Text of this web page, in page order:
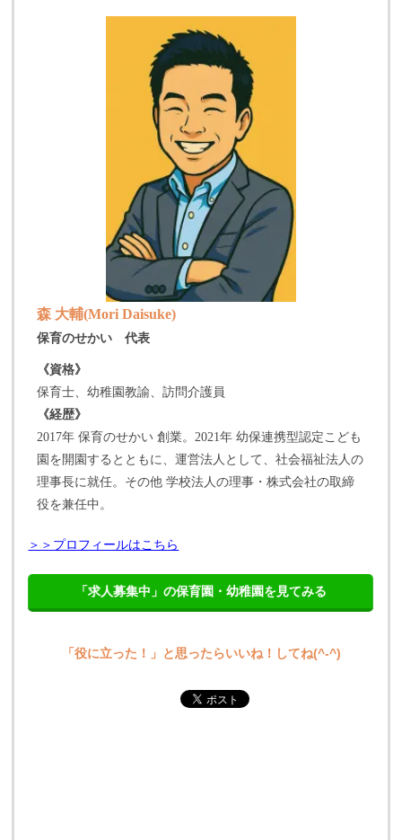
森 大輔(Mori Daisuke)
保育のせかい 代表
《資格》
保育士、幼稚園教諭、訪問介護員
《経歴》
2017年 保育のせかい 創業。2021年 幼保連携型認定こども
園を開園するとともに、運営法人として、社会福祉法人の
理事長に就任。その他 学校法人の理事・株式会社の取締
役を兼任中。
＞＞プロフィールはこちら
「求人募集中」の保育園・幼稚園を見てみる
「役に立った！」と思ったらいいね！してね(^-^)